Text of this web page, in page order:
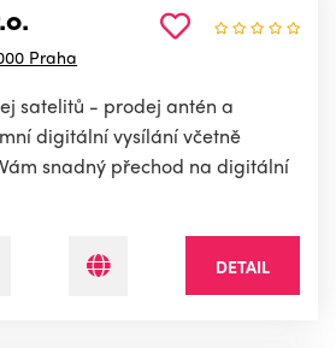
Praha
satelitů - prodej antén a
digitální vysílání včetně
snadný přechod na digitální
DETAIL